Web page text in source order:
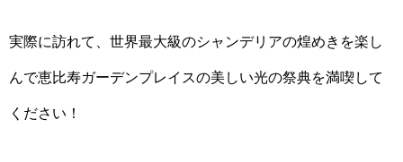
実際に訪れて、世界最大級のシャンデリアの煌めきを楽し
んで恵比寿ガーデンプレイスの美しい光の祭典を満喫して
ください！